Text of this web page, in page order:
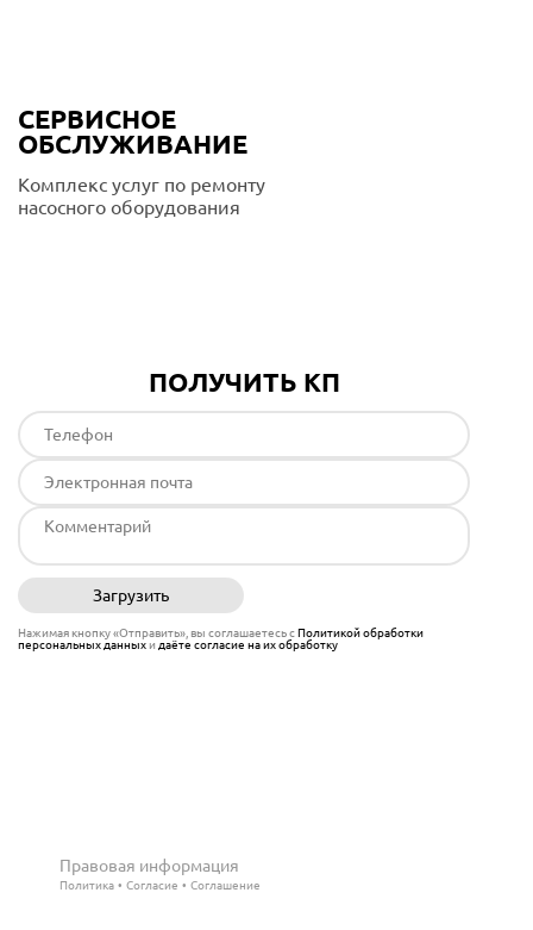
СЕРВИСНОЕ
ОБСЛУЖИВАНИЕ
Комплекс услуг по ремонту
насосного оборудования
ПОЛУЧИТЬ КП
Загрузить
Нажимая кнопку «Отправить», вы соглашаетесь сПолитикой обработки
персональных данныхи даёте согласие на их обработку
Правовая информация
Политика Согласие Соглашение